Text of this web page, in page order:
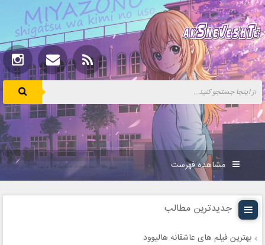
مشاهده فهرست
جدیدترین مطالب
بهترین فیلم های عاشقانه هالیوود